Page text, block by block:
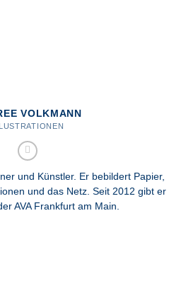
VOLKMANN
und Künstler. Er bebildert Papier,
und das Netz. Seit 2012 gibt er
AVA Frankfurt am Main.